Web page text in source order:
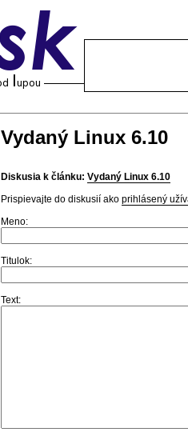
Vydaný Linux 6.10
Diskusia k článku: Vydaný Linux 6.10
Prispievajte do diskusií ako prihlásený
Meno:
Titulok:
Text: